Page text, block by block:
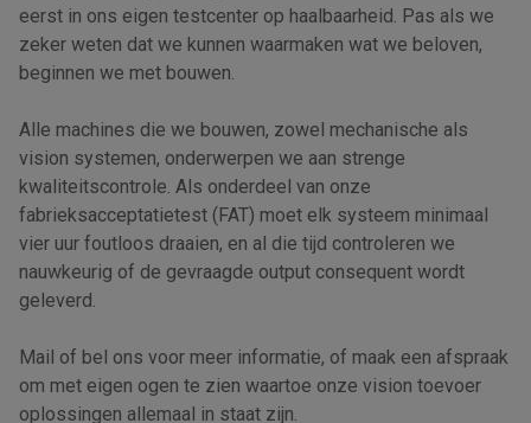
eerst in ons eigen testcenter op haalbaarheid. Pas als we
zeker weten dat we kunnen waarmaken wat we beloven,
beginnen we met bouwen.
Alle machines die we bouwen, zowel mechanische als
vision systemen, onderwerpen we aan strenge
kwaliteitscontrole. Als onderdeel van onze
fabrieksacceptatietest (FAT) moet elk systeem minimaal
vier uur foutloos draaien, en al die tijd controleren we
nauwkeurig of de gevraagde output consequent wordt
geleverd.
Mail of bel ons voor meer informatie, of maak een afspraak
om met eigen ogen te zien waartoe onze vision toevoer
oplossingen allemaal in staat zijn.